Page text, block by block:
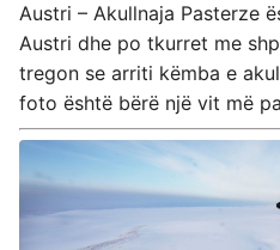
Austri – Akullnaja Pasterze
Austri dhe po tkurret me
tregon se arriti këmba e
foto është bërë një vit më